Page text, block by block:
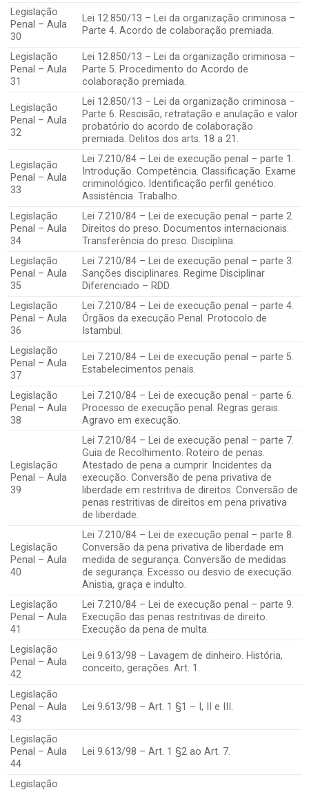
Legislação
Penal – Aula
30
Lei 12.850/13 – Lei da organização criminosa –
Parte 4. Acordo de colaboração premiada.
Legislação
Penal – Aula
31
Lei 12.850/13 – Lei da organização criminosa –
Parte 5. Procedimento do Acordo de
colaboração premiada.
Legislação
Penal – Aula
32
Lei 12.850/13 – Lei da organização criminosa –
Parte 6. Rescisão, retratação e anulação e valor
probatório do acordo de colaboração
premiada. Delitos dos arts. 18 a 21.
Legislação
Penal – Aula
33
Lei 7.210/84 – Lei de execução penal – parte 1.
Introdução. Competência. Classificação. Exame
criminológico. Identificação perfil genético.
Assistência. Trabalho.
Legislação
Penal – Aula
34
Lei 7.210/84 – Lei de execução penal – parte 2.
Direitos do preso. Documentos internacionais.
Transferência do preso. Disciplina.
Legislação
Penal – Aula
35
Lei 7.210/84 – Lei de execução penal – parte 3.
Sanções disciplinares. Regime Disciplinar
Diferenciado – RDD.
Legislação
Penal – Aula
36
Lei 7.210/84 – Lei de execução penal – parte 4.
Órgãos da execução Penal. Protocolo de
Istambul.
Legislação
Penal – Aula
37
Lei 7.210/84 – Lei de execução penal – parte 5.
Estabelecimentos penais.
Legislação
Penal – Aula
38
Lei 7.210/84 – Lei de execução penal – parte 6.
Processo de execução penal. Regras gerais.
Agravo em execução.
Legislação
Penal – Aula
39
Lei 7.210/84 – Lei de execução penal – parte 7.
Guia de Recolhimento. Roteiro de penas.
Atestado de pena a cumprir. Incidentes da
execução. Conversão de pena privativa de
liberdade em restritiva de direitos. Conversão de
penas restritivas de direitos em pena privativa
de liberdade.
Legislação
Penal – Aula
40
Lei 7.210/84 – Lei de execução penal – parte 8.
Conversão da pena privativa de liberdade em
medida de segurança. Conversão de medidas
de segurança. Excesso ou desvio de execução.
Anistia, graça e indulto.
Legislação
Penal – Aula
41
Lei 7.210/84 – Lei de execução penal – parte 9.
Execução das penas restritivas de direito.
Execução da pena de multa.
Legislação
Penal – Aula
42
Lei 9.613/98 – Lavagem de dinheiro. História,
conceito, gerações. Art. 1.
Legislação
Penal – Aula
43
Lei 9.613/98 – Art. 1 §1 – I, II e III.
Legislação
Penal – Aula
44
Lei 9.613/98 – Art. 1 §2 ao Art. 7.
Legislação